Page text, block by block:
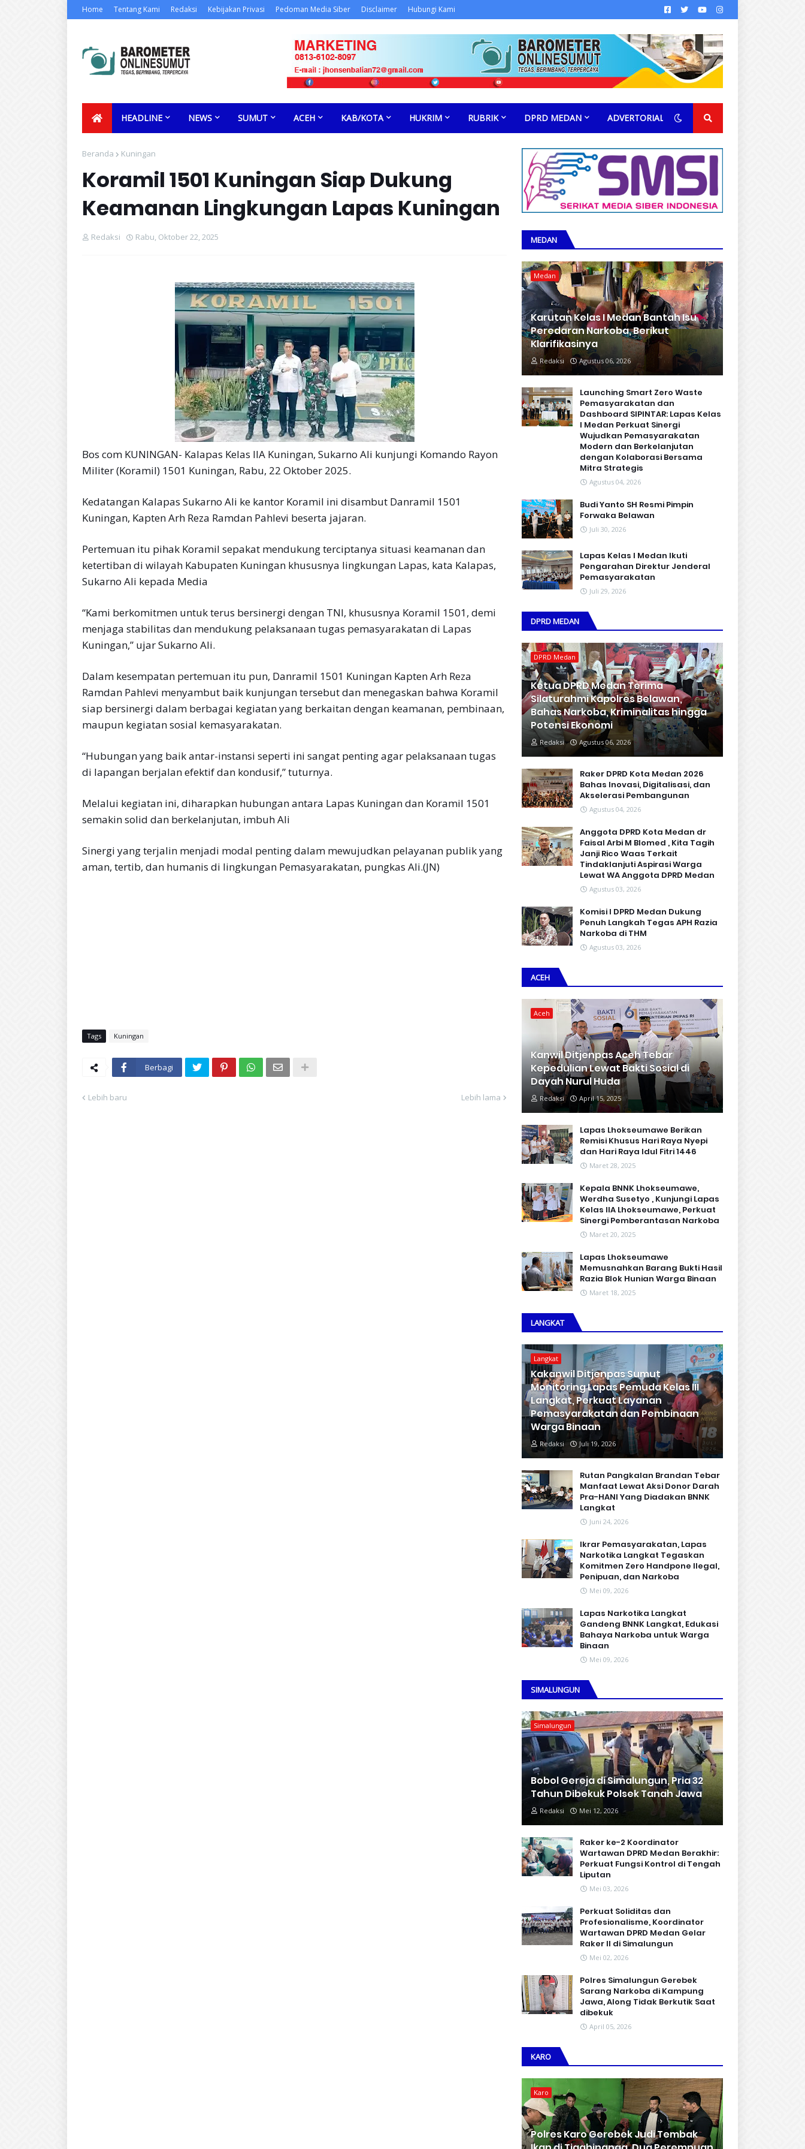
Home Tentang Kami Redaksi Kebijakan Privasi Pedoman Media Siber Disclaimer Hubungi Kami
HEADLINE NEWS SUMUT ACEH KAB/KOTA HUKRIM RUBRIK DPRD MEDAN ADVERTORIAL
Beranda Kuningan
Koramil 1501 Kuningan Siap Dukung
Keamanan Lingkungan Lapas Kuningan
Redaksi Rabu, Oktober 22, 2025
Bos com KUNINGAN- Kalapas Kelas IIA Kuningan, Sukarno Ali kunjungi Komando Rayon
Militer (Koramil) 1501 Kuningan, Rabu, 22 Oktober 2025.
Kedatangan Kalapas Sukarno Ali ke kantor Koramil ini disambut Danramil 1501
Kuningan, Kapten Arh Reza Ramdan Pahlevi beserta jajaran.
Pertemuan itu pihak Koramil sepakat mendukung terciptanya situasi keamanan dan
ketertiban di wilayah Kabupaten Kuningan khususnya lingkungan Lapas, kata Kalapas,
Sukarno Ali kepada Media
“Kami berkomitmen untuk terus bersinergi dengan TNI, khususnya Koramil 1501, demi
menjaga stabilitas dan mendukung pelaksanaan tugas pemasyarakatan di Lapas
Kuningan,” ujar Sukarno Ali.
Dalam kesempatan pertemuan itu pun, Danramil 1501 Kuningan Kapten Arh Reza
Ramdan Pahlevi menyambut baik kunjungan tersebut dan menegaskan bahwa Koramil
siap bersinergi dalam berbagai kegiatan yang berkaitan dengan keamanan, pembinaan,
maupun kegiatan sosial kemasyarakatan.
“Hubungan yang baik antar-instansi seperti ini sangat penting agar pelaksanaan tugas
di lapangan berjalan efektif dan kondusif,” tuturnya.
Melalui kegiatan ini, diharapkan hubungan antara Lapas Kuningan dan Koramil 1501
semakin solid dan berkelanjutan, imbuh Ali
Sinergi yang terjalin menjadi modal penting dalam mewujudkan pelayanan publik yang
aman, tertib, dan humanis di lingkungan Pemasyarakatan, pungkas Ali.(JN)
Tags Kuningan
Berbagi
Lebih baru Lebih lama
MEDAN
Medan
Karutan Kelas I Medan Bantah Isu
Peredaran Narkoba, Berikut
Klarifikasinya
Redaksi Agustus 06, 2026
Launching Smart Zero Waste
Pemasyarakatan dan
Dashboard SIPINTAR: Lapas Kelas
I Medan Perkuat Sinergi
Wujudkan Pemasyarakatan
Modern dan Berkelanjutan
dengan Kolaborasi Bersama
Mitra Strategis
Agustus 04, 2026
Budi Yanto SH Resmi Pimpin
Forwaka Belawan
Juli 30, 2026
Lapas Kelas I Medan Ikuti
Pengarahan Direktur Jenderal
Pemasyarakatan
Juli 29, 2026
DPRD MEDAN
DPRD Medan
Ketua DPRD Medan Terima
Silaturahmi Kapolres Belawan,
Bahas Narkoba, Kriminalitas hingga
Potensi Ekonomi
Redaksi Agustus 06, 2026
Raker DPRD Kota Medan 2026
Bahas Inovasi, Digitalisasi, dan
Akselerasi Pembangunan
Agustus 04, 2026
Anggota DPRD Kota Medan dr
Faisal Arbi M Blomed , Kita Tagih
Janji Rico Waas Terkait
Tindaklanjuti Aspirasi Warga
Lewat WA Anggota DPRD Medan
Agustus 03, 2026
Komisi I DPRD Medan Dukung
Penuh Langkah Tegas APH Razia
Narkoba di THM
Agustus 03, 2026
ACEH
Aceh
Kanwil Ditjenpas Aceh Tebar
Kepedulian Lewat Bakti Sosial di
Dayah Nurul Huda
Redaksi April 15, 2025
Lapas Lhokseumawe Berikan
Remisi Khusus Hari Raya Nyepi
dan Hari Raya Idul Fitri 1446
Maret 28, 2025
Kepala BNNK Lhokseumawe,
Werdha Susetyo , Kunjungi Lapas
Kelas IIA Lhokseumawe, Perkuat
Sinergi Pemberantasan Narkoba
Maret 20, 2025
Lapas Lhokseumawe
Memusnahkan Barang Bukti Hasil
Razia Blok Hunian Warga Binaan
Maret 18, 2025
LANGKAT
Langkat
Kakanwil Ditjenpas Sumut
Monitoring Lapas Pemuda Kelas III
Langkat, Perkuat Layanan
Pemasyarakatan dan Pembinaan
Warga Binaan
Redaksi Juli 19, 2026
Rutan Pangkalan Brandan Tebar
Manfaat Lewat Aksi Donor Darah
Pra-HANI Yang Diadakan BNNK
Langkat
Juni 24, 2026
Ikrar Pemasyarakatan, Lapas
Narkotika Langkat Tegaskan
Komitmen Zero Handpone llegal,
Penipuan, dan Narkoba
Mei 09, 2026
Lapas Narkotika Langkat
Gandeng BNNK Langkat, Edukasi
Bahaya Narkoba untuk Warga
Binaan
Mei 09, 2026
SIMALUNGUN
Simalungun
Bobol Gereja di Simalungun, Pria 32
Tahun Dibekuk Polsek Tanah Jawa
Redaksi Mei 12, 2026
Raker ke-2 Koordinator
Wartawan DPRD Medan Berakhir:
Perkuat Fungsi Kontrol di Tengah
Liputan
Mei 03, 2026
Perkuat Soliditas dan
Profesionalisme, Koordinator
Wartawan DPRD Medan Gelar
Raker II di Simalungun
Mei 02, 2026
Polres Simalungun Gerebek
Sarang Narkoba di Kampung
Jawa, Along Tidak Berkutik Saat
dibekuk
April 05, 2026
KARO
Karo
Polres Karo Gerebek Judi Tembak